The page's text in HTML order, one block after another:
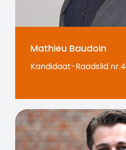
Mathieu Baudoin
Kandidaat-Raadslid nr.4